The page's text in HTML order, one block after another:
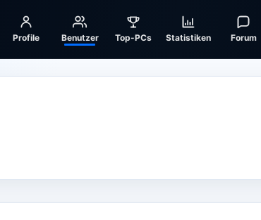
Profile Benutzer Top-PCs Statistiken Forum